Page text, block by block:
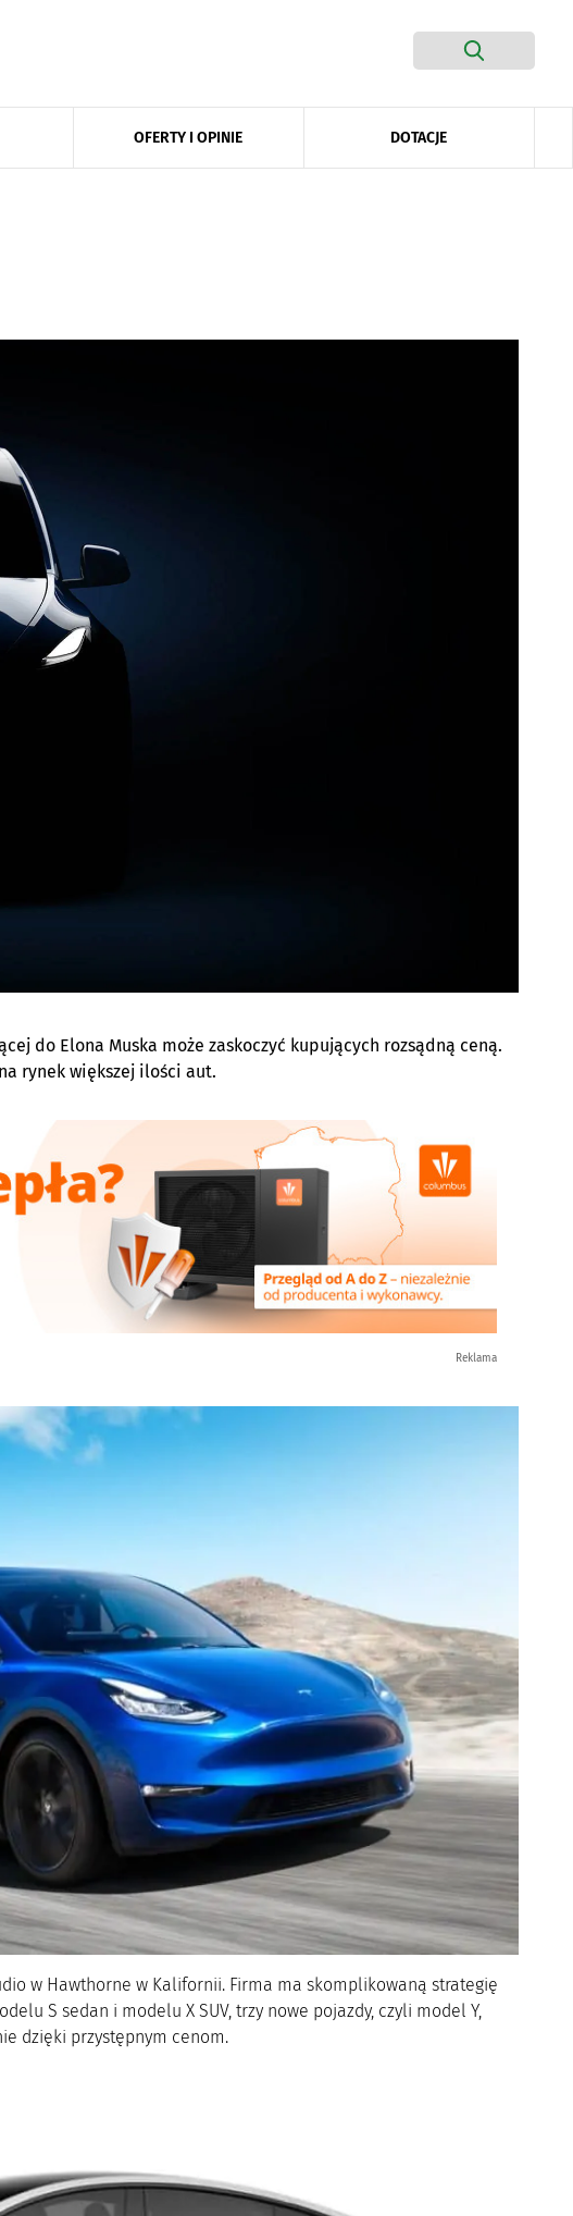
OFERTY I OPINIE DOTACJE
do Elona Muska może zaskoczyć kupujących rozsądną ceną.
rynek większej ilości aut.
Reklama
w Hawthorne w Kalifornii. Firma ma skomplikowaną strategię
S sedan i modelu X SUV, trzy nowe pojazdy, czyli model Y,
dzięki przystępnym cenom.